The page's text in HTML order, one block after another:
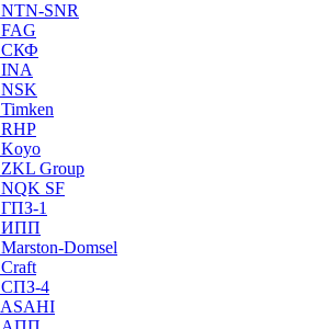
NTN-SNR
FAG
СКФ
INA
NSK
Timken
RHP
Koyo
ZKL Group
NQK SF
ГПЗ-1
ИПП
Marston-Domsel
Craft
СПЗ-4
ASAHI